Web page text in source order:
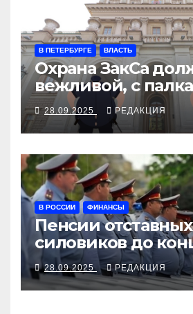
В ПЕТЕРБУРГЕ ВЛАСТЬ
Охрана ЗакСа
вежливой, с
наручниками
28.09.2025 РЕДАКЦИЯ
В РОССИИ ФИНАНСЫ
Пенсии отставных
силовиков до
повысятся вместе
окладами
28.09.2025 РЕДАКЦИЯ